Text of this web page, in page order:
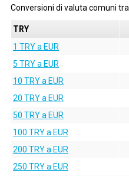
Conversioni di valuta comuni tra
TRY
1 TRY a EUR
5 TRY a EUR
10 TRY a EUR
20 TRY a EUR
50 TRY a EUR
100 TRY a EUR
200 TRY a EUR
250 TRY a EUR